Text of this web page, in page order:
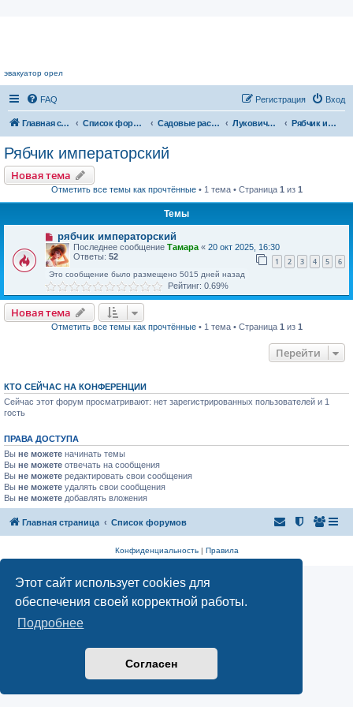
Этот сайт использует cookies для
обеспечения своей корректной работы.
Подробнее
Согласен
эвакуатор орел
FAQ Вход
Регистрация
Главная страница Список форумов Садовые растения Луковичные растения Рябчик императорский
Рябчик императорский
Новая тема
Отметить все темы как прочтённые• 1 тема • Страница 1 из 1
Темы
рябчик императорский
Последнее сообщение Тамара « 20 окт 2025, 16:30
Ответы: 52 1 2 3 4 5 6
Это сообщение было размещено 5015 дней назад
Рейтинг: 0.69%
Новая тема
Отметить все темы как прочтённые• 1 тема • Страница 1 из 1
Перейти
КТО СЕЙЧАС НА КОНФЕРЕНЦИИ
Сейчас этот форум просматривают: нет зарегистрированных пользователей и 1
гость
ПРАВА ДОСТУПА
Вы не можете начинать темы
Вы не можете отвечать на сообщения
Вы не можете редактировать свои сообщения
Вы не можете удалять свои сообщения
Вы не можете добавлять вложения
Главная страница Список форумов
Конфиденциальность| Правила